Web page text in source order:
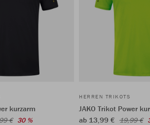
kurzarm
€ 30 %
HERREN TRIKOTS
JAKO Trikot Power
ab 13,99 € 19,99 €